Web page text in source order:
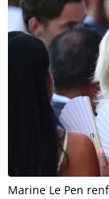
Marine Le Pen